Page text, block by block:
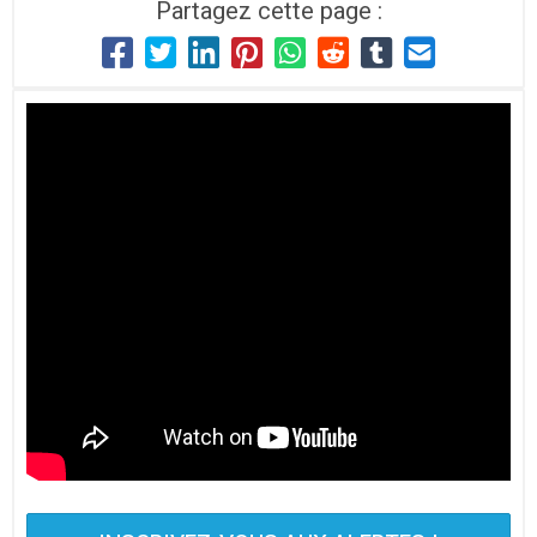
Partagez cette page :